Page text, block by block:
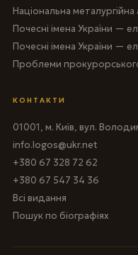
Національна металургійна
Почесні імена України —
Почесні імена України —
Проблеми
КОНТАКТИ
01001, м. Київ, вул.
info.logos@ukr.net
+380 67 328 72 62
+380 67 547 34 36
Всі видання
Пошук по біографіях